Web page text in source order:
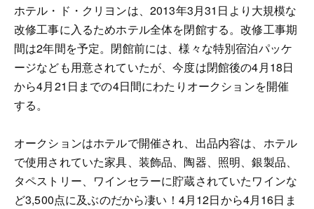
ホテル・ド・クリヨンは、2013年3月31日より大規模な
改修工事に入るためホテル全体を閉館する。改修工事期
間は2年間を予定。閉館前には、様々な特別宿泊パッケ
ージなども用意されていたが、今度は閉館後の4月18日
から4月21日までの4日間にわたりオークションを開催
する。
オークションはホテルで開催され、出品内容は、ホテル
で使用されていた家具、装飾品、陶器、照明、銀製品、
タペストリー、ワインセラーに貯蔵されていたワインな
ど3,500点に及ぶのだから凄い！4月12日から4月16日ま